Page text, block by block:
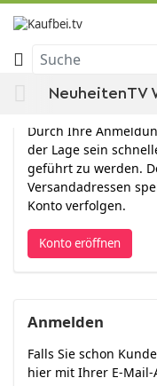
Suche
NeuheitenTV
Anmelden
Konto eröffnen
Durch Ihre
der Lage sein
geführt zu werden.
Versandadressen
Konto verfolgen.
Konto eröffnen
Anmelden
Falls Sie schon
hier mit Ihrer E-Mail-